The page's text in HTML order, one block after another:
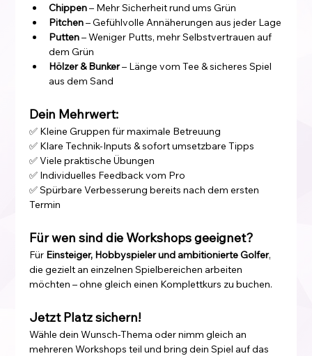
Chippen – Mehr Sicherheit rund ums Grün
Pitchen – Gefühlvolle Annäherungen aus jeder Lage
Putten – Weniger Putts, mehr Selbstvertrauen auf
dem Grün
Hölzer & Bunker – Länge vom Tee & sicheres Spiel
aus dem Sand
Dein Mehrwert:
✅ Kleine Gruppen für maximale Betreuung
✅ Klare Technik-Inputs & sofort umsetzbare Tipps
✅ Viele praktische Übungen
✅ Individuelles Feedback vom Pro
✅ Spürbare Verbesserung bereits nach dem ersten
Termin
Für wen sind die Workshops geeignet?
Für Einsteiger, Hobbyspieler und ambitionierte Golfer,
die gezielt an einzelnen Spielbereichen arbeiten
möchten – ohne gleich einen Komplettkurs zu buchen.
Jetzt Platz sichern!
Wähle dein Wunsch-Thema oder nimm gleich an
mehreren Workshops teil und bring dein Spiel auf das